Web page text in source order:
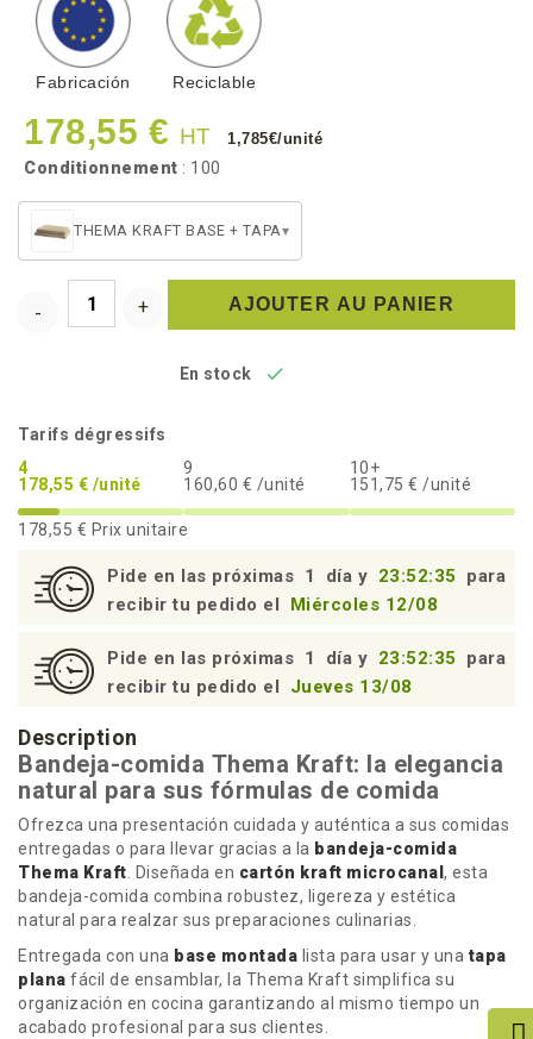
Fabricación Reciclable
178,55 € HT 1,785€/unité
Conditionnement : 100
THEMA KRAFT BASE + TAPA▾
AJOUTER AU PANIER
En stock 
Tarifs dégressifs
4
178,55 € /unité
9
160,60 € /unité
10+
151,75 € /unité
178,55 € Prix unitaire
Pide en las próximas 1 día y 23:52:35
para
recibir tu pedido el
Miércoles 12/08
Pide en las próximas 1 día y 23:52:35
para
recibir tu pedido el
Jueves 13/08
Description
Bandeja-comida Thema Kraft: la elegancia
natural para sus fórmulas de comida
Ofrezca una presentación cuidada y auténtica a sus comidas
entregadas o para llevar gracias a la bandeja-comida
Thema Kraft. Diseñada en cartón kraft microcanal , esta
bandeja-comida combina robustez, ligereza y estética
natural para realzar sus preparaciones culinarias.
Entregada con una base montada lista para usar y una tapa
plana fácil de ensamblar, la Thema Kraft simplifica su
organización en cocina garantizando al mismo tiempo un
acabado profesional para sus clientes.